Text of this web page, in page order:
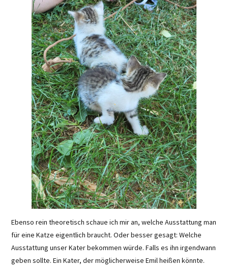
Ebenso rein theoretisch schaue ich mir an, welche Ausstattung man
für eine Katze eigentlich braucht. Oder besser gesagt: Welche
Ausstattung unser Kater bekommen würde. Falls es ihn irgendwann
geben sollte. Ein Kater, der möglicherweise Emil heißen könnte.